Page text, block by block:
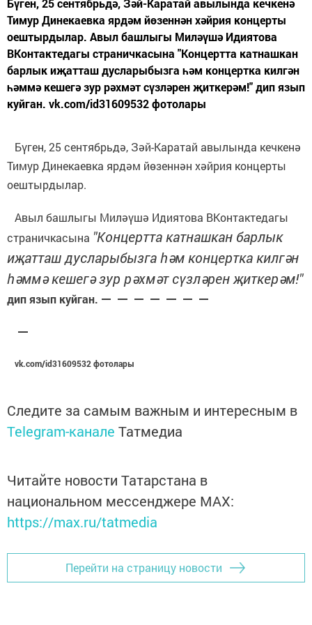
Бүген, 25 сентябрьдә, Зәй-Каратай авылында кечкенә
Тимур Динекаевка ярдәм йөзеннән хәйрия концерты
оештырдылар. Авыл башлыгы Миләүшә Идиятова
ВКонтактедагы страничкасына "Концертта катнашкан
барлык иҗатташ дусларыбызга һәм концертка килгән
һәммә кешегә зур рәхмәт сүзләрен җиткерәм!" дип язып
куйган. vk.com/id31609532 фотолары
Бүген, 25 сентябрьдә, Зәй-Каратай авылында кечкенә
Тимур Динекаевка ярдәм йөзеннән хәйрия концерты
оештырдылар.
Авыл башлыгы Миләүшә Идиятова ВКонтактедагы
страничкасына "Концертта катнашкан барлык
иҗатташ дусларыбызга һәм концертка килгән
һәммә кешегә зур рәхмәт сүзләрен җиткерәм!"
дип язып куйган.
vk.com/id31609532 фотолары
Следите за самым важным и интересным в
Telegram-канале Татмедиа
Читайте новости Татарстана в
национальном мессенджере MАХ:
https://max.ru/tatmedia
Перейти на страницу новости